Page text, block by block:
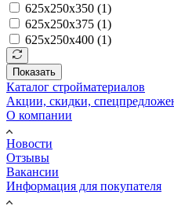
625х250х350 (1)
625х250х375 (1)
625х250х400 (1)
Показать
Каталог стройматериалов
Акции, скидки,
О компании
Новости
Отзывы
Вакансии
Информация для покупателя